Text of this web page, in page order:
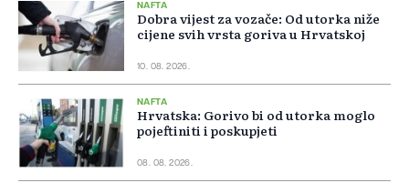
NAFTA
Dobra vijest za vozače: Od utorka niže
cijene svih vrsta goriva u Hrvatskoj
10. 08. 2026.
NAFTA
Hrvatska: Gorivo bi od utorka moglo
pojeftiniti i poskupjeti
08. 08. 2026.